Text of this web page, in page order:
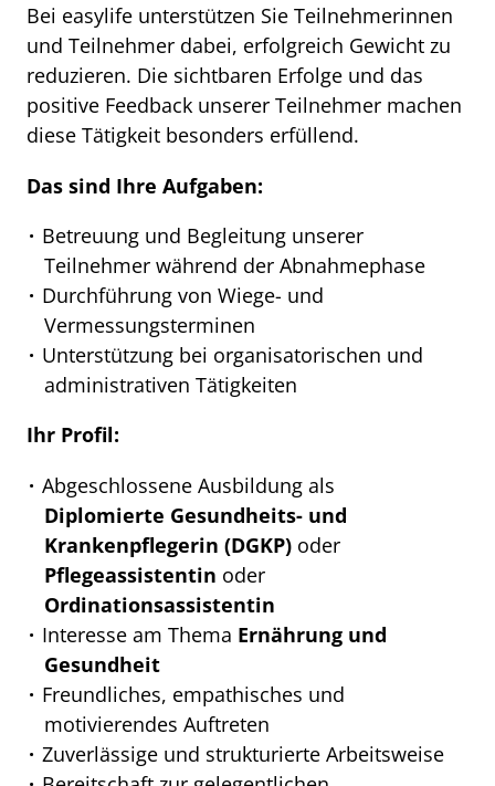
Bei easylife unterstützen Sie Teilnehmerinnen
und Teilnehmer dabei, erfolgreich Gewicht zu
reduzieren. Die sichtbaren Erfolge und das
positive Feedback unserer Teilnehmer machen
diese Tätigkeit besonders erfüllend.
Das sind Ihre Aufgaben:
Betreuung und Begleitung unserer
Teilnehmer während der Abnahmephase
Durchführung von Wiege- und
Vermessungsterminen
Unterstützung bei organisatorischen und
administrativen Tätigkeiten
Ihr Profil:
Abgeschlossene Ausbildung als
Diplomierte Gesundheits- und
Krankenpflegerin (DGKP) oder
Pflegeassistentin oder
Ordinationsassistentin
Interesse am Thema Ernährung und
Gesundheit
Freundliches, empathisches und
motivierendes Auftreten
Zuverlässige und strukturierte Arbeitsweise